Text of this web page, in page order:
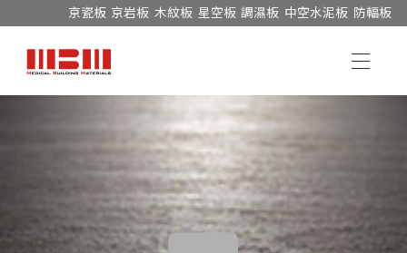
京瓷板 京岩板 木紋板 星空板 調濕板 中空水泥板 防輻板